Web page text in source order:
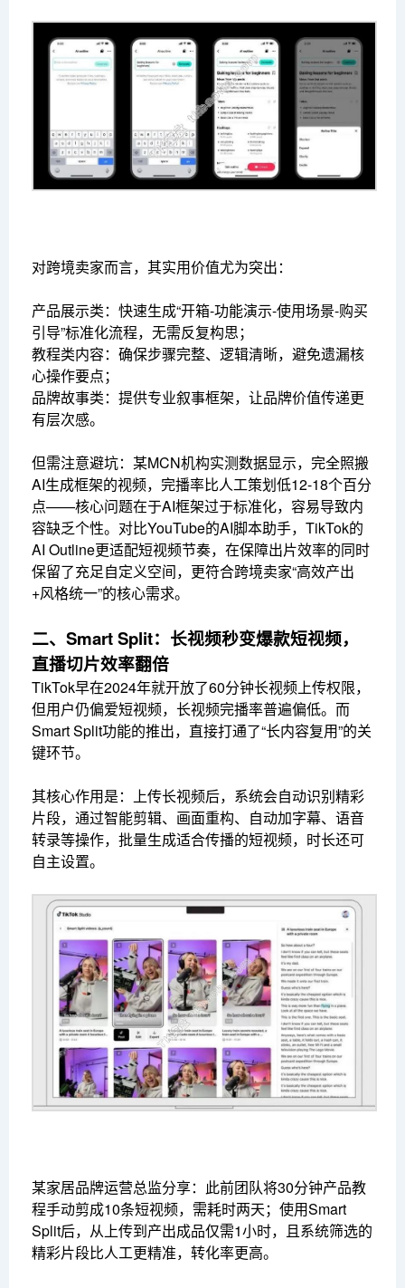
对跨境卖家而言，其实用价值尤为突出：
产品展示类：快速生成“开箱-功能演示-使用场景-购买
引导”标准化流程，无需反复构思；
教程类内容：确保步骤完整、逻辑清晰，避免遗漏核
心操作要点；
品牌故事类：提供专业叙事框架，让品牌价值传递更
有层次感。
但需注意避坑：某MCN机构实测数据显示，完全照搬
AI生成框架的视频，完播率比人工策划低12-18个百分
点——核心问题在于AI框架过于标准化，容易导致内
容缺乏个性。对比YouTube的AI脚本助手，TikTok的
AI Outline更适配短视频节奏，在保障出片效率的同时
保留了充足自定义空间，更符合跨境卖家“高效产出
+风格统一”的核心需求。
二、Smart Split：长视频秒变爆款短视频，
直播切片效率翻倍
TikTok早在2024年就开放了60分钟长视频上传权限，
但用户仍偏爱短视频，长视频完播率普遍偏低。而
Smart Split功能的推出，直接打通了“长内容复用”的关
键环节。
其核心作用是：上传长视频后，系统会自动识别精彩
片段，通过智能剪辑、画面重构、自动加字幕、语音
转录等操作，批量生成适合传播的短视频，时长还可
自主设置。
某家居品牌运营总监分享：此前团队将30分钟产品教
程手动剪成10条短视频，需耗时两天；使用Smart
Split后，从上传到产出成品仅需1小时，且系统筛选的
精彩片段比人工更精准，转化率更高。